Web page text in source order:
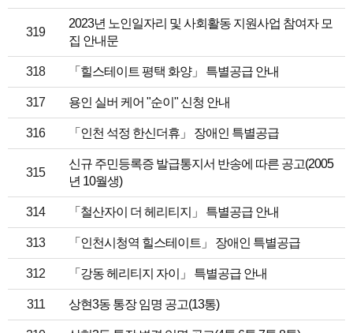
319
2023년 노인일자리 및 사회활동 지원사업 참여자 모
집 안내문
318 「힐스테이트 평택 화양」 특별공급 안내
317 용인 실버 케어 "순이" 신청 안내
316 「인천 석정 한신더휴」 장애인 특별공급
315
신규 주민등록증 발급통지서 반송에 따른 공고(2005
년 10월생)
314 「철산자이 더 헤리티지」 특별공급 안내
313 「인천시청역 힐스테이트」 장애인 특별공급
312 「강동 헤리티지 자이」 특별공급 안내
311 상현3동 통장 임명 공고(13통)